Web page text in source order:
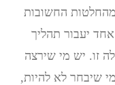
החשובות
יעבור תהליך
זו. יש מי שירצה
שיבחר לא להיות,